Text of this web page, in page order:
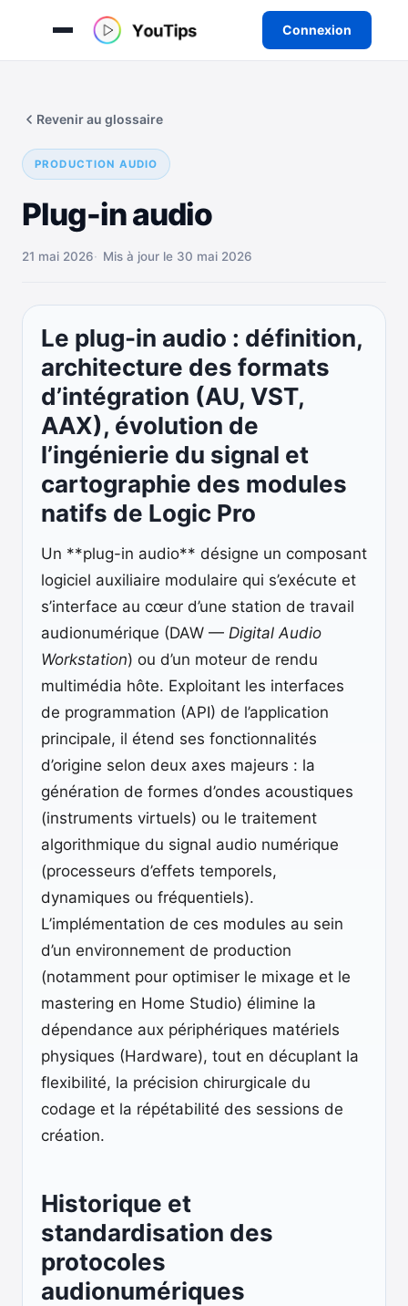
Connexion
contenu
PRODUCTION AUDIO
Plug-in audio
Revenir au glossaire
21 mai 2026 Mis à jour le 30 mai 2026
Le plug-in audio : définition,
architecture des formats
d’intégration (AU, VST,
AAX), évolution de
l’ingénierie du signal et
cartographie des modules
natifs de Logic Pro
Un **plug-in audio** désigne un composant
logiciel auxiliaire modulaire qui s’exécute et
s’interface au cœur d’une station de travail
audionumérique (DAW — Digital Audio
Workstation) ou d’un moteur de rendu
multimédia hôte. Exploitant les interfaces
de programmation (API) de l’application
principale, il étend ses fonctionnalités
d’origine selon deux axes majeurs : la
génération de formes d’ondes acoustiques
(instruments virtuels) ou le traitement
algorithmique du signal audio numérique
(processeurs d’effets temporels,
dynamiques ou fréquentiels).
L’implémentation de ces modules au sein
d’un environnement de production
(notamment pour optimiser le mixage et le
mastering en Home Studio) élimine la
dépendance aux périphériques matériels
physiques (Hardware), tout en décuplant la
flexibilité, la précision chirurgicale du
codage et la répétabilité des sessions de
création.
Historique et
standardisation des
protocoles
audionumériques